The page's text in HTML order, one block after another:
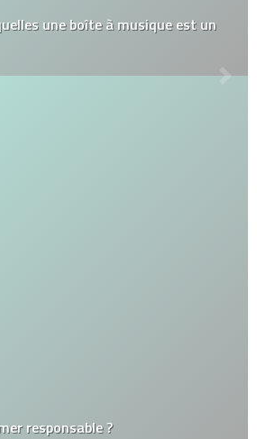
une boîte à musique est un
responsable ?